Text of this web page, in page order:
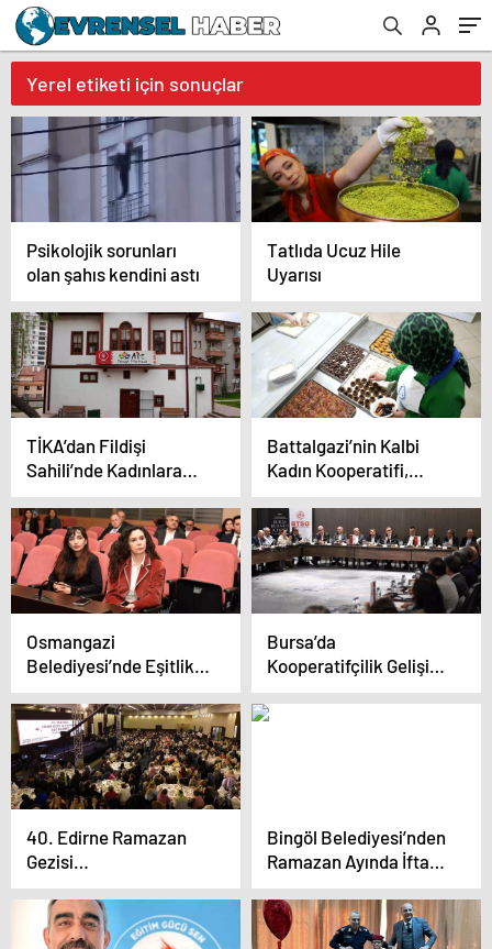
Yerel etiketi için sonuçlar
Psikolojik sorunları
olan şahıs kendini astı
Tatlıda Ucuz Hile
Uyarısı
TİKA’dan Fildişi
Sahili’nde Kadınlara
Yönelik Muz Tozu
Üretim Projesi
Battalgazi’nin Kalbi
Kadın Kooperatifi,
Bayram Öncesi Yöresel
Tatlar Üretimine Hız
Verdi
Osmangazi
Belediyesi’nde Eşitlik
Eğitimi Düzenlendi
Bursa’da
Kooperatifçilik Gelişim
Merkezi Projesi Hayata
Geçiyor
40. Edirne Ramazan
Gezisi
Büyükçekmeceli
Kadınları Ağırladı
Bingöl Belediyesi’nden
Ramazan Ayında İftar
İkramı